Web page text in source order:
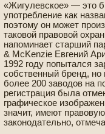
«Жигулевское» — это
употребление как
поэтому он может
таковой правовой
напоминает старший
& McKenzie Евгений
1992 году попытался
собстве­нный бренд, но
более 200 заводов на
регистрация была
графическое
значит, имеют
законодательно,